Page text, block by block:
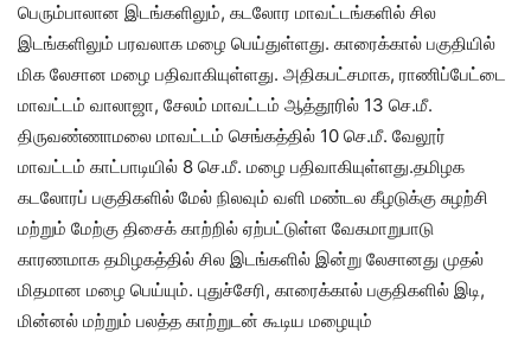
பெரும்பாலான இடங்களிலும், கடலோர மாவட்டங்களில் சில
இடங்களிலும் பரவலாக மழை பெய்துள்ளது. காரைக்கால் பகுதியில்
மிக லேசான மழை பதிவாகியுள்ளது. அதிகபட்சமாக, ராணிப்பேட்டை
மாவட்டம் வாலாஜா, சேலம் மாவட்டம் ஆத்தூரில் 13 செ.மீ.
திருவண்ணாமலை மாவட்டம் செங்கத்தில் 10 செ.மீ. வேலூர்
மாவட்டம் காட்பாடியில் 8 செ.மீ. மழை பதிவாகியுள்ளது.தமிழக
கடலோரப் பகுதிகளில் மேல் நிலவும் வளி மண்டல கீழடுக்கு சுழற்சி
மற்றும் மேற்கு திசைக் காற்றில் ஏற்பட்டுள்ள வேகமாறுபாடு
காரணமாக தமிழகத்தில் சில இடங்களில் இன்று லேசானது முதல்
மிதமான மழை பெய்யும். புதுச்சேரி, காரைக்கால் பகுதிகளில் இடி,
மின்னல் மற்றும் பலத்த காற்றுடன் கூடிய மழையும்